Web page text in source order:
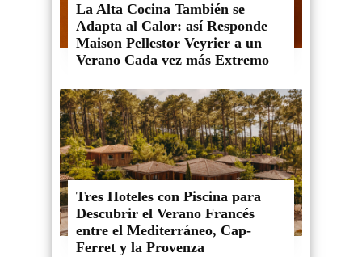
La Alta Cocina También se
Adapta al Calor: así Responde
Maison Pellestor Veyrier a un
Verano Cada vez más Extremo
Tres Hoteles con Piscina para
Descubrir el Verano Francés
entre el Mediterráneo, Cap-
Ferret y la Provenza